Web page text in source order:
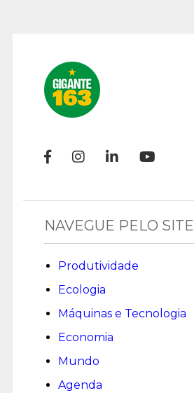
NAVEGUE PELO SITE
Produtividade
Ecologia
Máquinas e Tecnologia
Economia
Mundo
Agenda